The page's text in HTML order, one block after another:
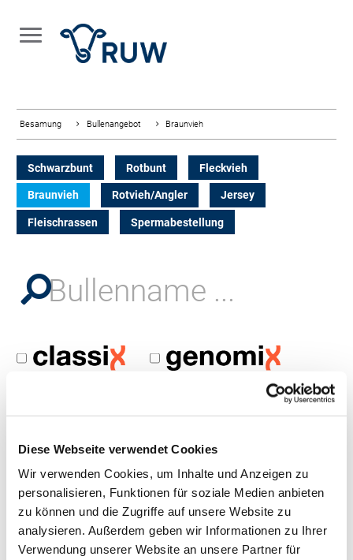
Diese Webseite verwendet Cookies
Wir verwenden Cookies, um Inhalte und Anzeigen zu
personalisieren, Funktionen für soziale Medien anbieten
zu können und die Zugriffe auf unsere Website zu
analysieren. Außerdem geben wir Informationen zu Ihrer
Verwendung unserer Website an unsere Partner für
Besamung Bullenangebot Braunvieh
Schwarzbunt Rotbunt Fleckvieh
Braunvieh Rotvieh/Angler Jersey
Fleischrassen Spermabestellung
SUCHERGEBNIS ZWS 04/2026 ANZEIGEN (6BULLEN)
PDF